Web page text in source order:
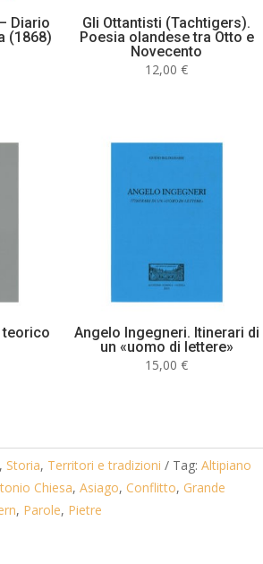
Diario
(1868)
Gli Ottantisti (Tachtigers).
Poesia olandese tra Otto e
Novecento
12,00€
teorico
Angelo Ingegneri. Itinerari di
un «uomo di lettere»
15,00€
, Storia, Territori e tradizioni Tag: Altipiano
Chiesa, Asiago, Conflitto, Grande
, Parole, Pietre